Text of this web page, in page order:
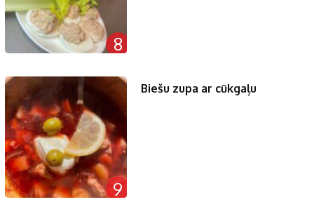
8
9
Biešu zupa ar cūkgaļu